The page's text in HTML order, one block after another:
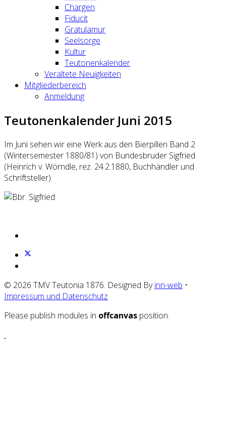
Chargen
Fiducit
Gratulamur
Seelsorge
Kultur
Teutonenkalender
Veraltete Neuigkeiten
Mitgliederbereich
Anmeldung
Teutonenkalender Juni 2015
Im Juni sehen wir eine Werk aus den Bierpillen Band 2
(Wintersemester 1880/81) von Bundesbruder Sigfried
(Heinrich v. Wörndle, rez. 24.2.1880, Buchhändler und
Schriftsteller)
© 2026 TMV Teutonia 1876. Designed Byinn-web •
Impressum und Datenschutz
Please publish modules in offcanvas position.